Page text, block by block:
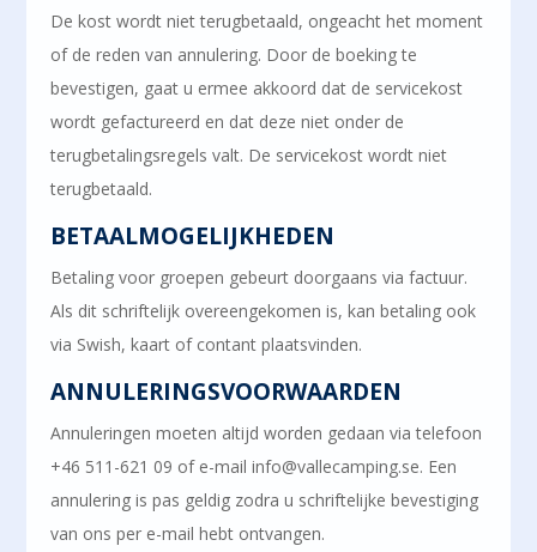
De kost wordt niet terugbetaald, ongeacht het moment
of de reden van annulering. Door de boeking te
bevestigen, gaat u ermee akkoord dat de servicekost
wordt gefactureerd en dat deze niet onder de
terugbetalingsregels valt. De servicekost wordt niet
terugbetaald.
BETAALMOGELIJKHEDEN
Betaling voor groepen gebeurt doorgaans via factuur.
Als dit schriftelijk overeengekomen is, kan betaling ook
via Swish, kaart of contant plaatsvinden.
ANNULERINGSVOORWAARDEN
Annuleringen moeten altijd worden gedaan via telefoon
+46 511-621 09 of e-mail info@vallecamping.se. Een
annulering is pas geldig zodra u schriftelijke bevestiging
van ons per e-mail hebt ontvangen.